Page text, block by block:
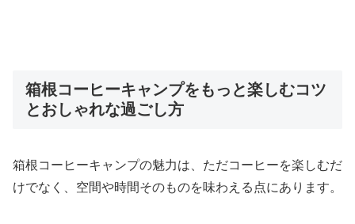
箱根コーヒーキャンプをもっと楽しむコツ
とおしゃれな過ごし方
箱根コーヒーキャンプの魅力は、ただコーヒーを楽しむだ
けでなく、空間や時間そのものを味わえる点にあります。